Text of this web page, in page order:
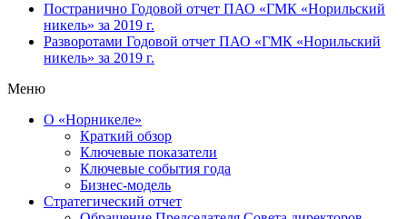
Постранично Годовой отчет ПАО «ГМК «Норильский
никель» за 2019 г.
Разворотами Годовой отчет ПАО «ГМК «Норильский
никель» за 2019 г.
Меню
О «Норникеле»
Краткий обзор
Ключевые показатели
Ключевые события года
Бизнес-модель
Стратегический отчет